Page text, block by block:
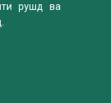
рушд ва